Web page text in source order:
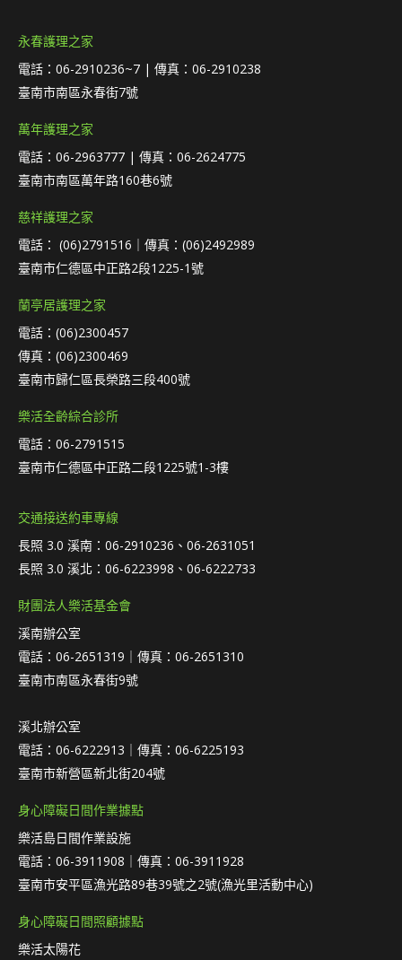
永春護理之家
電話：06-2910236~7 | 傳真：06-2910238
臺南市南區永春街7號
萬年護理之家
電話：06-2963777 | 傳真：06-2624775
臺南市南區萬年路160巷6號
慈祥護理之家
電話： (06)2791516｜傳真：(06)2492989
臺南市仁德區中正路2段1225-1號
蘭亭居護理之家
電話：(06)2300457
傳真：(06)2300469
臺南市歸仁區長榮路三段400號
樂活全齡綜合診所
電話：06-2791515
臺南市仁德區中正路二段1225號1-3樓
交通接送約車專線
長照 3.0 溪南：06-2910236、06-2631051
長照 3.0 溪北：06-6223998、06-6222733
財團法人樂活基金會
溪南辦公室
電話：06-2651319｜傳真：06-2651310
臺南市南區永春街9號
溪北辦公室
電話：06-6222913｜傳真：06-6225193
臺南市新營區新北街204號
身心障礙日間作業據點
樂活島日間作業設施
電話：06-3911908｜傳真：06-3911928
臺南市安平區漁光路89巷39號之2號(漁光里活動中心)
身心障礙日間照顧據點
樂活太陽花